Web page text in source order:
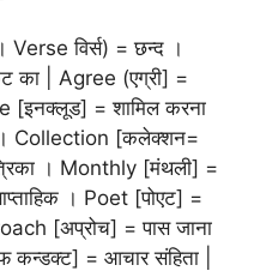
Verse विर्स) = छन्द ।
का | Agree (एग्री] =
[इनक्लूड] = शामिल करना
। Collection [कलेक्शन=
। Monthly [मंथली] =
। Poet [पोएट] =
[अप्रोच] = पास जाना
= आचार संहिता |